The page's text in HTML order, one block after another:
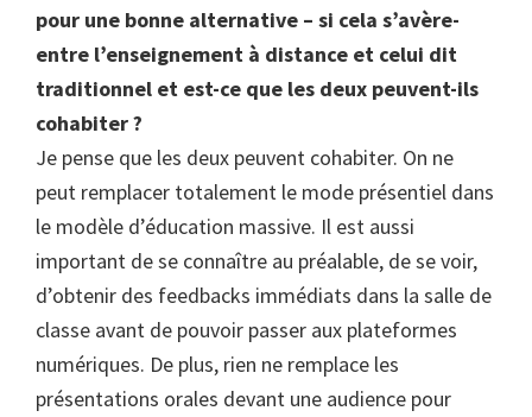
pour une bonne alternative – si cela s’avère-
entre l’enseignement à distance et celui dit
traditionnel et est-ce que les deux peuvent-ils
cohabiter ?
Je pense que les deux peuvent cohabiter. On ne
peut remplacer totalement le mode présentiel dans
le modèle d’éducation massive. Il est aussi
important de se connaître au préalable, de se voir,
d’obtenir des feedbacks immédiats dans la salle de
classe avant de pouvoir passer aux plateformes
numériques. De plus, rien ne remplace les
présentations orales devant une audience pour